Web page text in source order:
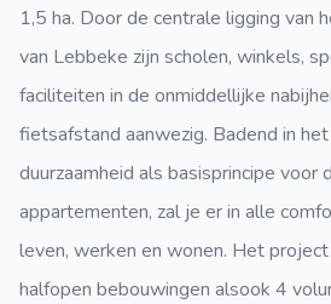
1,5 ha. Door de centrale ligging van
van Lebbeke zijn scholen, winkels,
faciliteiten in de onmiddellijke
fietsafstand aanwezig. Badend in
duurzaamheid als basisprincipe voor
appartementen, zal je er in alle
leven, werken en wonen. Het
halfopen bebouwingen alsook 4